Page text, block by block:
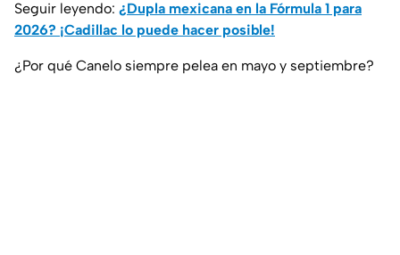
Seguir leyendo: ¿Dupla mexicana en la Fórmula 1 para
2026? ¡Cadillac lo puede hacer posible!
¿Por qué Canelo siempre pelea en mayo y septiembre?